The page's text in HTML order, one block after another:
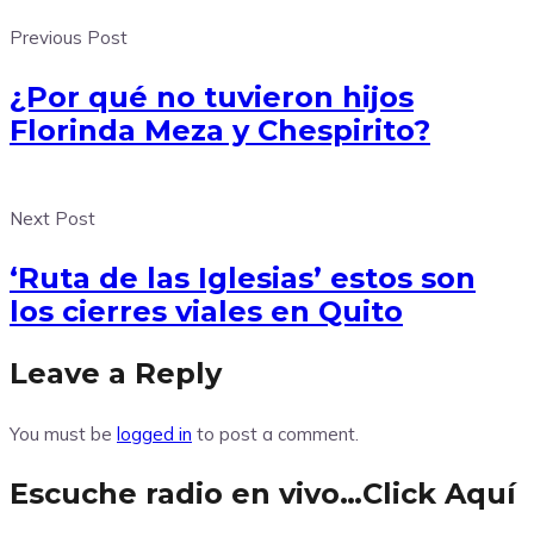
Previous Post
¿Por qué no tuvieron hijos
Florinda Meza y Chespirito?
Next Post
‘Ruta de las Iglesias’ estos son
los cierres viales en Quito
Leave a Reply
You must be logged in to post a comment.
Escuche radio en vivo…Click Aquí